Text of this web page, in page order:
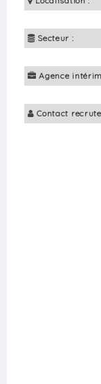
Secteur :
Agence
Contact